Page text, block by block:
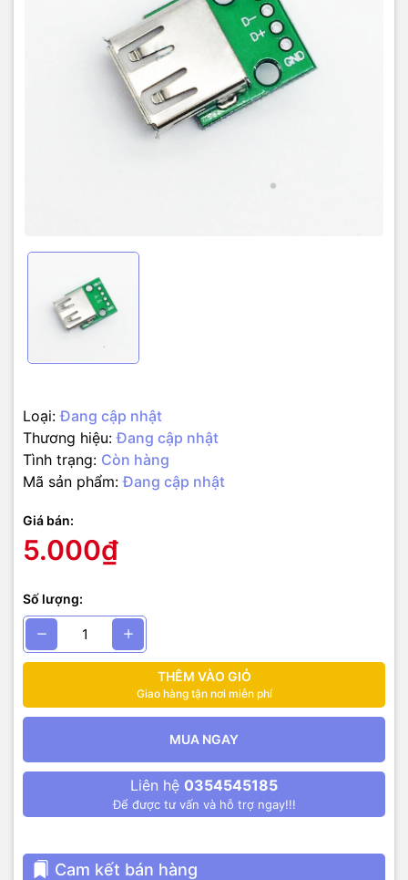
Loại: Đang cập nhật
Thương hiệu: Đang cập nhật
Tình trạng: Còn hàng
Mã sản phẩm: Đang cập nhật
Giá bán:
5.000₫
Số lượng:
THÊM VÀO GIỎ
Giao hàng tận nơi miễn phí
MUA NGAY
Liên hệ 0354545185
Để được tư vấn và hỗ trợ ngay!!!
Cam kết bán hàng